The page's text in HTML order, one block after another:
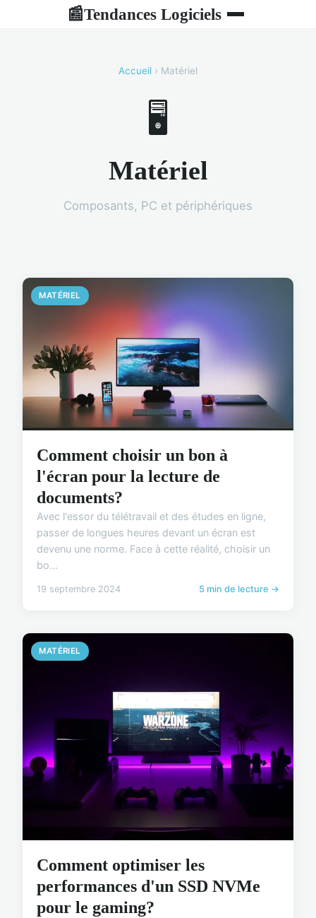
📰Tendances Logiciels
Accueil › Matériel
🖥️
Matériel
Composants, PC et périphériques
MATÉRIEL
Comment choisir un bon à
l'écran pour la lecture de
documents?
Avec l'essor du télétravail et des études en ligne,
passer de longues heures devant un écran est
devenu une norme. Face à cette réalité, choisir un
bo...
19 septembre 2024 5 min de lecture →
MATÉRIEL
Comment optimiser les
performances d'un SSD NVMe
pour le gaming?